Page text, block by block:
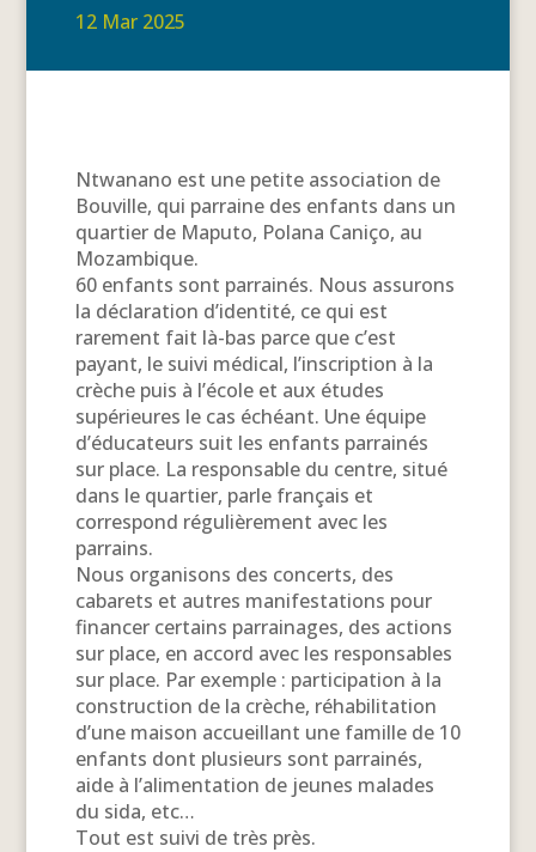
12 Mar 2025
Ntwanano est une petite association de
Bouville, qui parraine des enfants dans un
quartier de Maputo, Polana Caniço, au
Mozambique.
60 enfants sont parrainés. Nous assurons
la déclaration d’identité, ce qui est
rarement fait là-bas parce que c’est
payant, le suivi médical, l’inscription à la
crèche puis à l’école et aux études
supérieures le cas échéant. Une équipe
d’éducateurs suit les enfants parrainés
sur place. La responsable du centre, situé
dans le quartier, parle français et
correspond régulièrement avec les
parrains.
Nous organisons des concerts, des
cabarets et autres manifestations pour
financer certains parrainages, des actions
sur place, en accord avec les responsables
sur place. Par exemple : participation à la
construction de la crèche, réhabilitation
d’une maison accueillant une famille de 10
enfants dont plusieurs sont parrainés,
aide à l’alimentation de jeunes malades
du sida, etc…
Tout est suivi de très près.